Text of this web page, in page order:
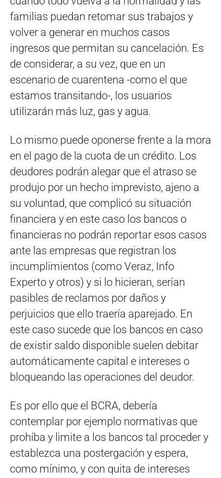
familias puedan retomar sus trabajos y
volver a generar en muchos casos
ingresos que permitan su cancelación. Es
de considerar, a su vez, que en un
escenario de cuarentena -como el que
estamos transitando-, los usuarios
utilizarán más luz, gas y agua.
Lo mismo puede oponerse frente a la mora
en el pago de la cuota de un crédito. Los
deudores podrán alegar que el atraso se
produjo por un hecho imprevisto, ajeno a
su voluntad, que complicó su situación
financiera y en este caso los bancos o
financieras no podrán reportar esos casos
ante las empresas que registran los
incumplimientos (como Veraz, Info
Experto y otros) y si lo hicieran, serían
pasibles de reclamos por daños y
perjuicios que ello traería aparejado. En
este caso sucede que los bancos en caso
de existir saldo disponible suelen debitar
automáticamente capital e intereses o
bloqueando las operaciones del deudor.
Es por ello que el BCRA, debería
contemplar por ejemplo normativas que
prohíba y limite a los bancos tal proceder y
establezca una postergación y espera,
como mínimo, y con quita de intereses